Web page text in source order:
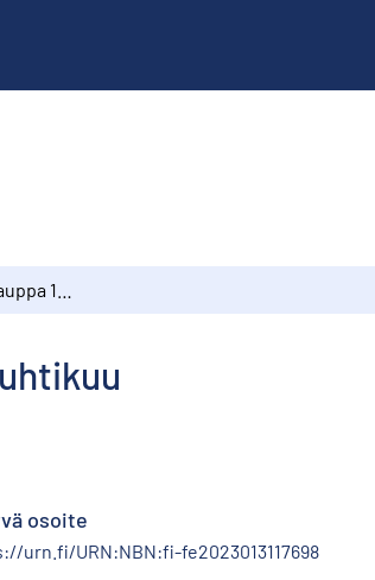
osoite
urn.fi/URN:NBN:fi-fe2023013117698